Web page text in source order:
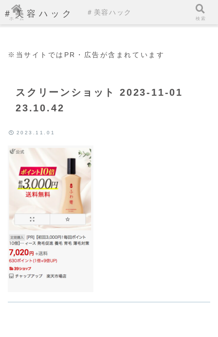
＃美容ハック
※当サイトではPR・広告が含まれています
スクリーンショット 2023-11-01
23.10.42
2023.11.01
ホーム
＃美容ハック
検索